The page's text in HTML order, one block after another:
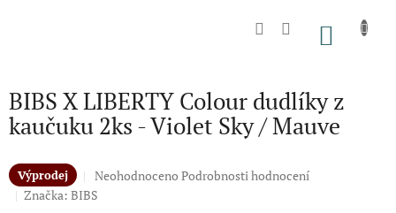
BIBS X LIBERTY Colour dudlíky z
kaučuku 2ks - Violet Sky / Mauve
Výprodej
Průměrné
hodnocení
Neohodnoceno Podrobnosti hodnocení
Značka: BIBS